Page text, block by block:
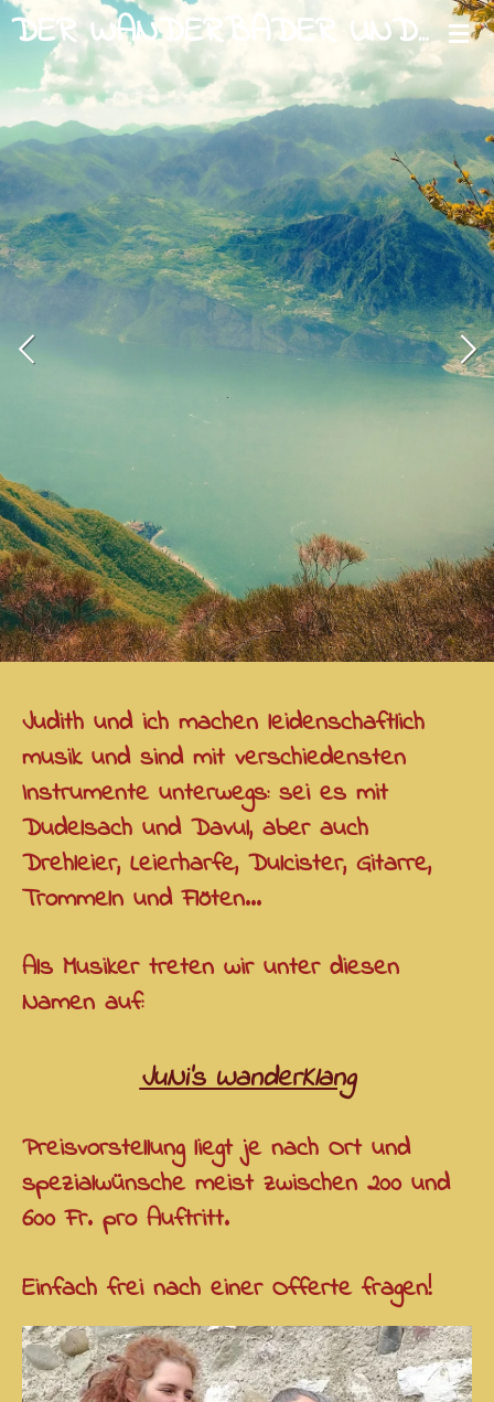
Zum
Hauptinhalt
springen
DER WANDERBADER UND WURZELKLANG
Judith und ich machen leidenschaftlich
musik und sind mit verschiedensten
Instrumente unterwegs: sei es mit
Dudelsach und Davul, aber auch
Drehleier, Leierharfe, Dulcister, Gitarre,
Trommeln und Flöten...
Als Musiker treten wir unter diesen
Namen auf:
JuNi's WanderKlang
Preisvorstellung liegt je nach Ort und
spezialwünsche meist zwischen 200 und
600 Fr. pro Auftritt.
Einfach frei nach einer Offerte fragen!